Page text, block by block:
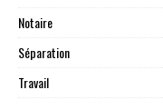
Notaire
Séparation
Travail